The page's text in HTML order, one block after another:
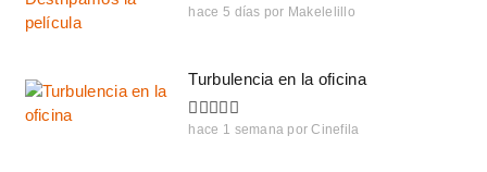
hace 5 días por Makelelillo
Turbulencia en la oficina
hace 1 semana por Cinefila